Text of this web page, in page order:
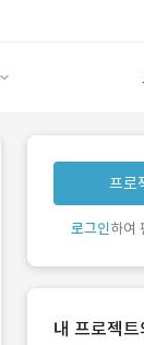
유사사례 검
‘이런 거’
개발 회
프로
로그인하여
내 프로젝트